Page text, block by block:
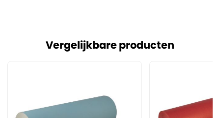
Vergelijkbare producten